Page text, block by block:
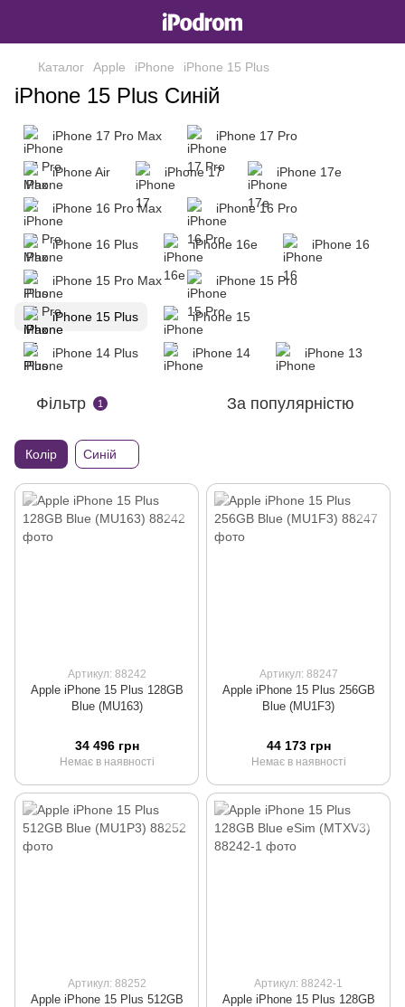
Каталог Apple iPhone iPhone 15 Plus
iPhone 15 Plus Синій
iPhone 17 Pro Max iPhone 17 Pro
iPhone Air iPhone 17 iPhone 17e
iPhone 16 Pro Max iPhone 16 Pro
iPhone 16 Plus iPhone 16e iPhone 16
iPhone 15 Pro Max iPhone 15 Pro
iPhone 15 Plus iPhone 15
iPhone 14 Plus iPhone 14 iPhone 13
Фільтр 1 За популярністю
Колір Синій
Артикул: 88242
Apple iPhone 15 Plus 128GB
Blue (MU163)
34 496 грн
Немає в наявності
Артикул: 88247
Apple iPhone 15 Plus 256GB
Blue (MU1F3)
44 173 грн
Немає в наявності
Артикул: 88252
Apple iPhone 15 Plus 512GB
Артикул: 88242-1
Apple iPhone 15 Plus 128GB